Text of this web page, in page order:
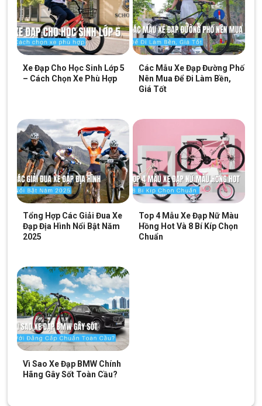
Xe Đạp Cho Học Sinh Lớp 5
– Cách Chọn Xe Phù Hợp
Các Mẫu Xe Đạp Đường Phố
Nên Mua Để Đi Làm Bền,
Giá Tốt
Tổng Hợp Các Giải Đua Xe
Đạp Địa Hình Nổi Bật Năm
2025
Top 4 Mẫu Xe Đạp Nữ Màu
Hồng Hot Và 8 Bí Kíp Chọn
Chuẩn
Vì Sao Xe Đạp BMW Chính
Hãng Gây Sốt Toàn Cầu?